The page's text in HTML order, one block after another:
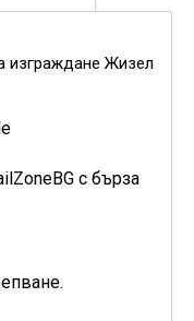
изграждане Жизел
с бърза